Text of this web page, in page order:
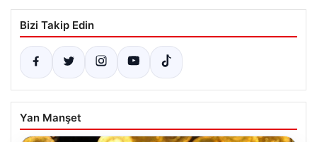
Bizi Takip Edin
Yan Manşet